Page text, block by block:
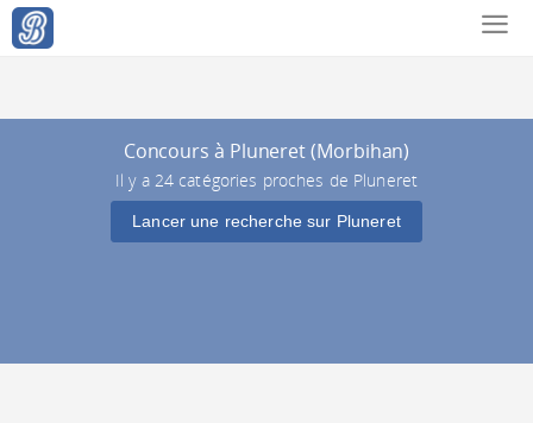
Concours à Pluneret (Morbihan)
Il y a 24 catégories proches de Pluneret
Lancer une recherche sur Pluneret